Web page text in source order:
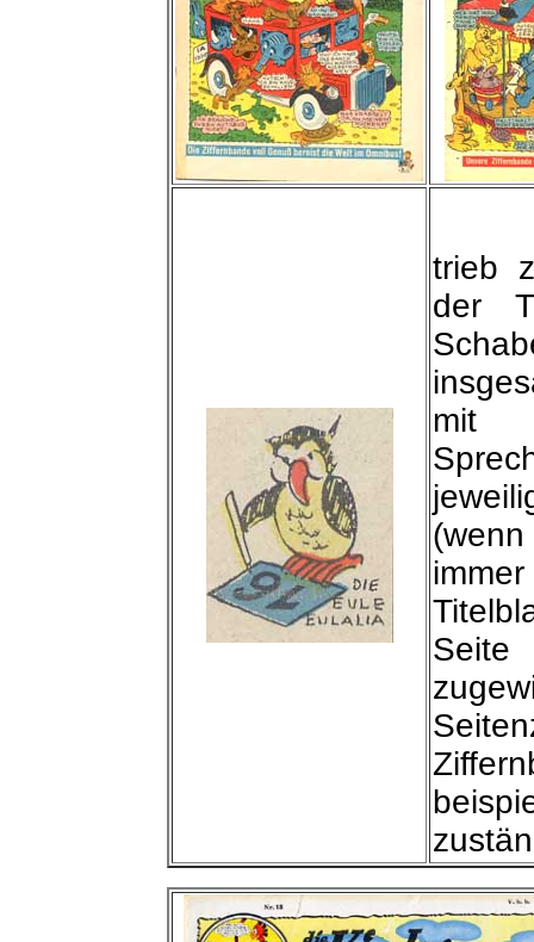
trieb
der
Seite